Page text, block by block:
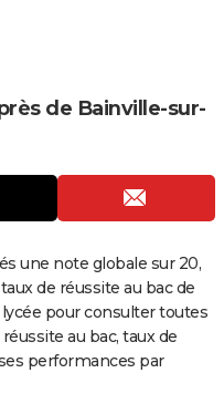
de Bainville-sur-
une note globale sur 20,
de réussite au bac de
pour consulter toutes
au bac, taux de
performances par